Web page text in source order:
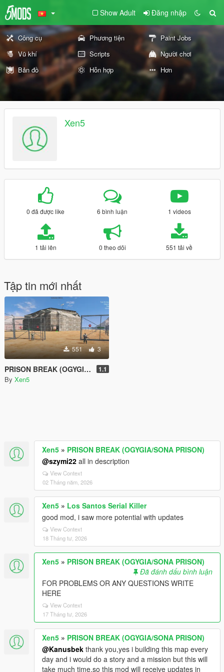
Show Adult Đăng nhập
Công cụ Phương tiện
Paint Jobs
Vũ khí
Scripts
Người chơi
Bản đồ
Hỗn hợp Hơn
Xen5
0 đã được like 6 bình luận 1 videos
1 tải lên 0 theo dõi 551 tải về
Tập tin mới nhất
551 3
PRISON BREAK (OGYGIA/SONA PRISON) 1.1
By Xen5
Xen5 » PRISON BREAK (OGYGIA/SONA PRISON)
@szymi22 all in description
View Context
02 Tháng năm, 2026
Xen5 » Los Santos Serial Killer
good mod, i saw more potential with updates
View Context
18 Tháng tư, 2026
Xen5 » PRISON BREAK (OGYGIA/SONA PRISON)
Đã đánh dấu bình luận
FOR PROBLEMS OR ANY QUESTIONS WRITE
HERE
View Context
17 Tháng tư, 2026
Xen5 » PRISON BREAK (OGYGIA/SONA PRISON)
@Kanusbek thank you,yes i building this map every
day and i would do a story and a mission but this will
take much time,so this mod will receive updates in